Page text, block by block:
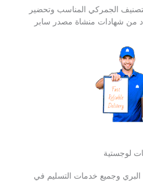
الجمركي المناسب وتحضير
من شهادات منشاة مصدر سابر
لوجستية
البري وجميع خدمات التسليم في